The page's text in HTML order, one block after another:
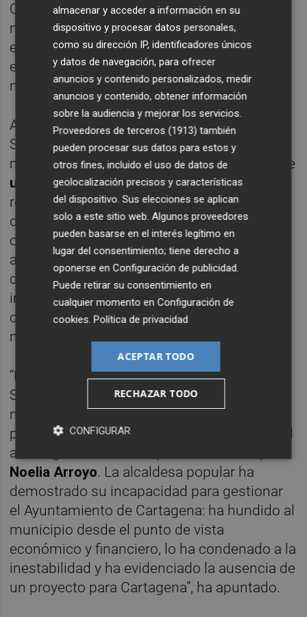
Ciudadano y Sí Cartagena para abrir una
nueva etapa de progreso en Cartagena. De
esta forma, se inicia un nuevo tiempo de
esperanza, compromiso y avances para el
municipio”, ha asegurado López.
Asimismo, ha indicado que el Partido
Socialista ha vinculado su apoyo a esta
moción de censura a la puesta en marcha de
una agenda progresista valiente, que
recupere la defensa de la justicia social, los
derechos humanos y la igualdad de
oportunidades en Cartagena. “También a la
aplicación de una serie de medidas
destinadas a apoyar al tejido económico,
impulsar proyectos estratégicos y acabar
con la desigualdad territorial en el
municipio”.
“Los concejales del Grupo Municipal
Socialista en Cartagena han firmado una
moción de censura para poner fin a la
parálisis, el bloqueo y la descomposición del
actual gobierno municipal encabezado por
Noelia Arroyo. La alcaldesa popular ha
demostrado su incapacidad para gestionar
el Ayuntamiento de Cartagena: ha hundido al
municipio desde el punto de vista
económico y financiero, lo ha condenado a la
inestabilidad y ha evidenciado la ausencia de
un proyecto para Cartagena”, ha apuntado.
almacenar y acceder a información en su
dispositivo y procesar datos personales,
como su dirección IP, identificadores únicos
y datos de navegación, para ofrecer
anuncios y contenido personalizados, medir
anuncios y contenido, obtener información
sobre la audiencia y mejorar los servicios.
Proveedores de terceros (1913) también
pueden procesar sus datos para estos y
otros fines, incluido el uso de datos de
geolocalización precisos y características
del dispositivo. Sus elecciones se aplican
solo a este sitio web. Algunos proveedores
pueden basarse en el interés legítimo en
lugar del consentimiento; tiene derecho a
oponerse enConfiguración de publicidad
Puede retirar su consentimiento en
cualquier momento enConfiguración de
cookies .Política de privacidad
ACEPTAR TODO
RECHAZAR TODO
CONFIGURAR